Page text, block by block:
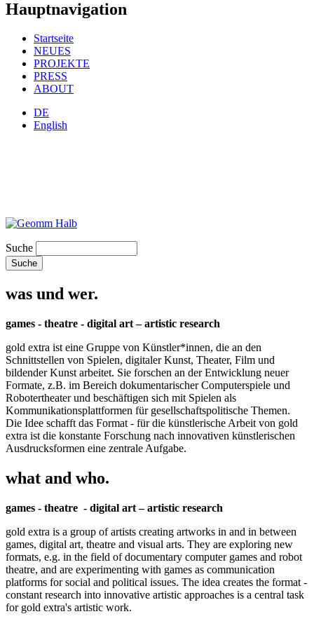
Hauptnavigation
Startseite
NEUES
PROJEKTE
PRESS
ABOUT
DE
English
Suche
was und wer.
games - theatre - digital art – artistic research
gold extra ist eine Gruppe von Künstler*innen, die an den
Schnittstellen von Spielen, digitaler Kunst, Theater, Film und
bildender Kunst arbeitet. Sie forschen an der Entwicklung neuer
Formate, z.B. im Bereich dokumentarischer Computerspiele und
Robotertheater und beschäftigen sich mit Spielen als
Kommunikationsplattformen für gesellschaftspolitische Themen.
Die Idee schafft das Format - für die künstlerische Arbeit von gold
extra ist die konstante Forschung nach innovativen künstlerischen
Ausdrucksformen eine zentrale Aufgabe.
what and who.
games - theatre - digital art – artistic research
gold extra is a group of artists creating artworks in and in between
games, digital art, theatre and visual arts. They are exploring new
formats, e.g. in the field of documentary computer games and robot
theatre, and are experimenting with games as communication
platforms for social and political issues. The idea creates the format -
constant research into innovative artistic approaches is a central task
for gold extra's artistic work.